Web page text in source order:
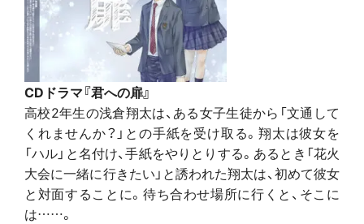
CDドラマ『君への扉』
高校2年生の浅倉翔太は、ある女子生徒から「文通して
くれませんか？」との手紙を受け取る。翔太は彼女を
「ハル」と名付け、手紙をやりとりする。あるとき「花火
大会に一緒に行きたい」と誘われた翔太は、初めて彼女
と対面することに。待ち合わせ場所に行くと、そこに
は……。